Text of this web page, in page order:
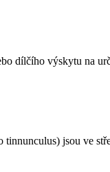
dílčího výskytu na
jsou ve